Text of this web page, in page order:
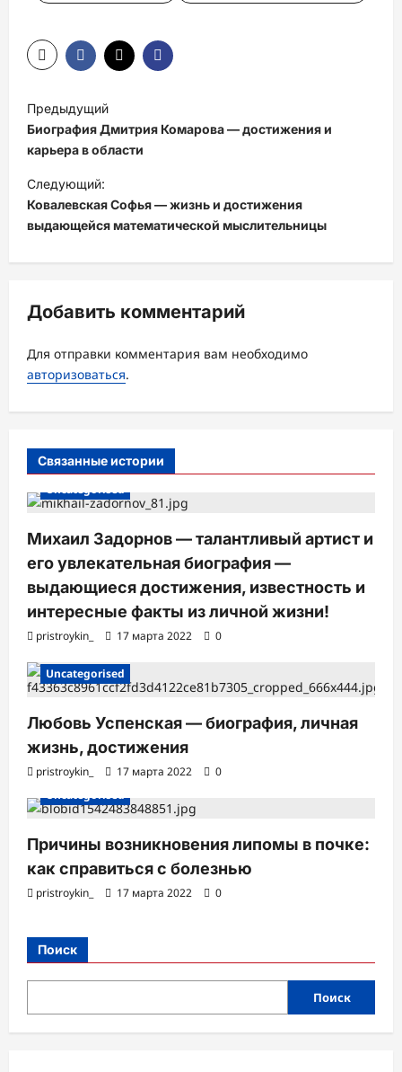
Н
а
в
и
г
а
ц
я
з
а
и
Предыдущий
Биография Дмитрия Комарова — достижения и
карьера в области
Следующий:
Ковалевская Софья — жизнь и достижения
выдающейся математической мыслительницы
Добавить комментарий
Для отправки комментария вам необходимо
авторизоваться.
Связанные истории
Uncategorised
Михаил Задорнов — талантливый артист и
его увлекательная биография —
выдающиеся достижения, известность и
интересные факты из личной жизни!
pristroykin_ 17 марта 2022 0
Uncategorised
Любовь Успенская — биография, личная
жизнь, достижения
pristroykin_ 17 марта 2022
0
Uncategorised
Причины возникновения липомы в почке:
как справиться с болезнью
pristroykin_ 17 марта 2022 0
Поиск
Поиск